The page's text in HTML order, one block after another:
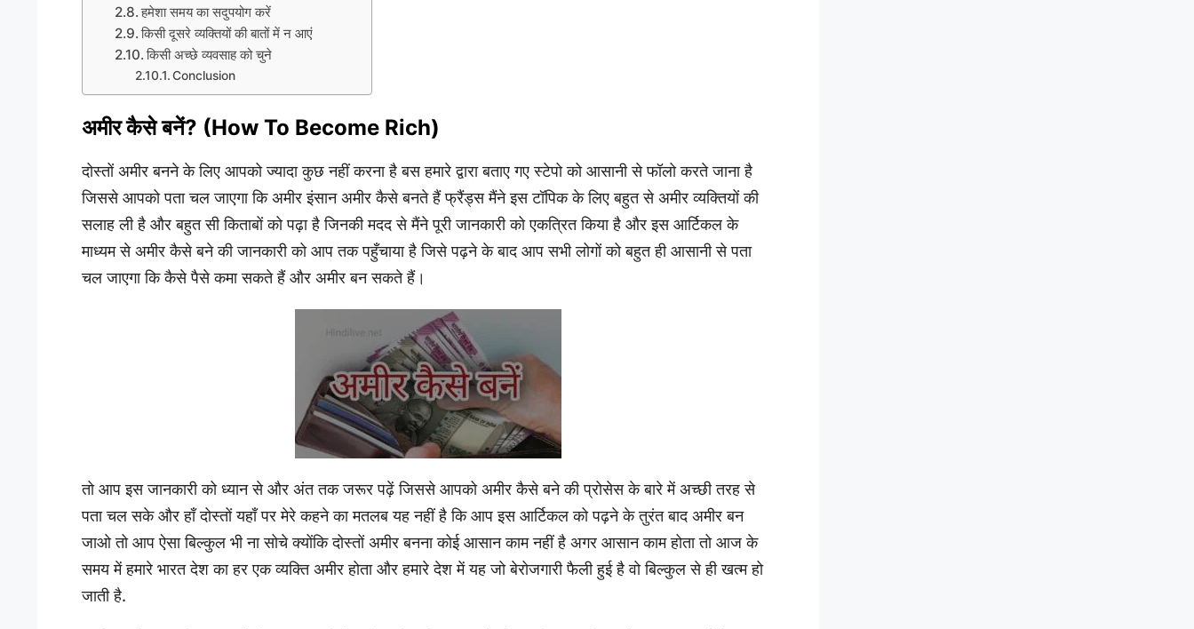
हमेशा समय का सदुपयोग करें
किसी दूसरे व्यक्तियों की बातों में न आएं
किसी अच्छे व्यवसाह को चुने
Conclusion
अमीर कैसे बनें? (How To Become Rich)
दोस्तों अमीर बनने के लिए आपको ज्यादा कुछ नहीं करना है बस हमारे द्वारा बताए गए स्टेपो को आसानी से फॉलो करते जाना है
जिससे आपको पता चल जाएगा कि अमीर इंसान अमीर कैसे बनते हैं फ्रैंड्स मैंने इस टॉपिक के लिए बहुत से अमीर व्यक्तियों की
सलाह ली है और बहुत सी किताबों को पढ़ा है जिनकी मदद से मैंने पूरी जानकारी को एकत्रित किया है और इस आर्टिकल के
माध्यम से अमीर कैसे बने की जानकारी को आप तक पहुँचाया है जिसे पढ़ने के बाद आप सभी लोगों को बहुत ही आसानी से पता
चल जाएगा कि कैसे पैसे कमा सकते हैं और अमीर बन सकते हैं।
तो आप इस जानकारी को ध्यान से और अंत तक जरूर पढ़ें जिससे आपको अमीर कैसे बने की प्रोसेस के बारे में अच्छी तरह से
पता चल सके और हाँ दोस्तों यहाँ पर मेरे कहने का मतलब यह नहीं है कि आप इस आर्टिकल को पढ़ने के तुरंत बाद अमीर बन
जाओ तो आप ऐसा बिल्कुल भी ना सोचे क्योंकि दोस्तों अमीर बनना कोई आसान काम नहीं है अगर आसान काम होता तो आज के
समय में हमारे भारत देश का हर एक व्यक्ति अमीर होता और हमारे देश में यह जो बेरोजगारी फैली हुई है वो बिल्कुल से ही खत्म हो
जाती है.